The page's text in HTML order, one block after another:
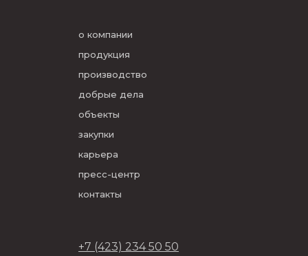
о компании
продукция
производство
добрые дела
объекты
закупки
карьера
пресс-центр
контакты
+7 (423) 234 50 50